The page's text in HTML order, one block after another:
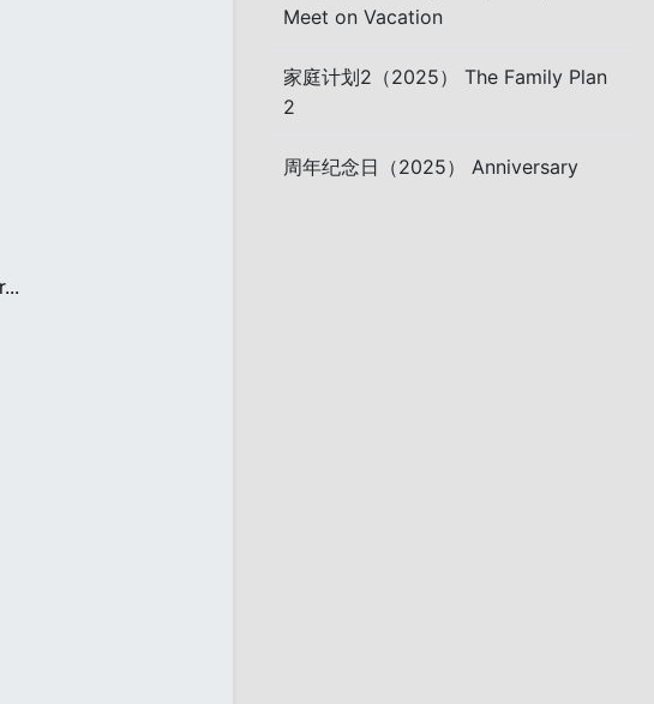
Meet on Vacation
家庭计划2（2025） The Family Plan
2
周年纪念日（2025） Anniversary